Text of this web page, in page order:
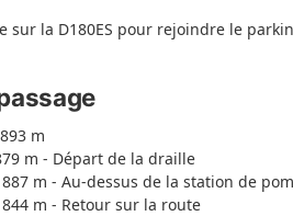
sur la D180ES pour rejoindre le
m
m - Départ de la draille
m - Au-dessus de la station de
m - Retour sur la route